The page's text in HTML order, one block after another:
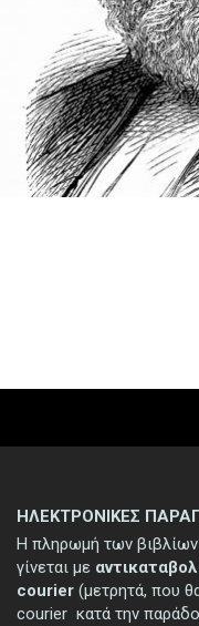
ΗΛΕΚΤΡΟΝΙΚΕΣ
Η πληρωμή των
γίνεται με
courier (μετρητά, που
courier κατά την